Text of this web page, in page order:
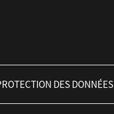
DES DONNÉES